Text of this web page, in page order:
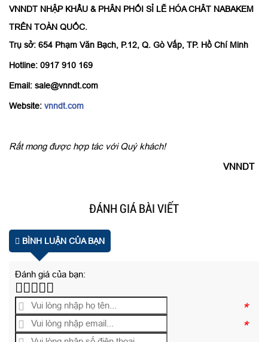
VNNDT NHẬP KHẨU & PHÂN PHỐI SỈ LẼ HÓA CHÂT NABAKEM
TRÊN TOÀN QUỐC.
Trụ sở: 654 Phạm Văn Bạch, P.12, Q. Gò Vấp, TP. Hồ Chí Minh
Hotline: 0917 910 169
Email: sale@vnndt.com
Website: vnndt.com
Rất mong được hợp tác với Quý khách!
VNNDT
ĐÁNH GIÁ BÀI VIẾT
BÌNH LUẬN CỦA BẠN
Đánh giá của bạn:
*
*